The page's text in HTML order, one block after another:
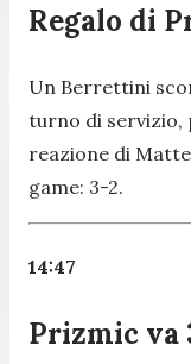
Regalo di
Un Berrettini
turno di servizio,
reazione di
game: 3-2.
14:47
Prizmic va